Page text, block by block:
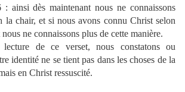
ainsi dès maintenant nous ne connaissons
la chair, et si nous avons connu Christ selon
ne connaissons plus de cette manière.
de ce verset, nous constatons ou
identité ne se tient pas dans les choses de la
en Christ ressuscité.